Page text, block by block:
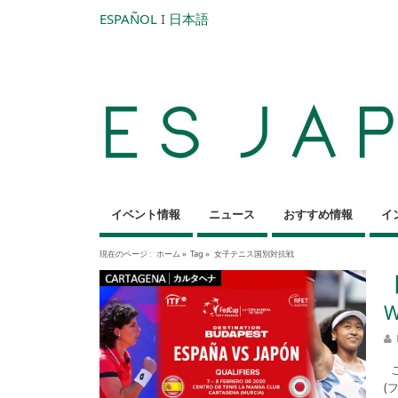
ESPAÑOL I 日本語
イベント情報 ニュース おすすめ情報 イ
現在のページ : ホーム » Tag » 女子テニス国別対抗戦
(